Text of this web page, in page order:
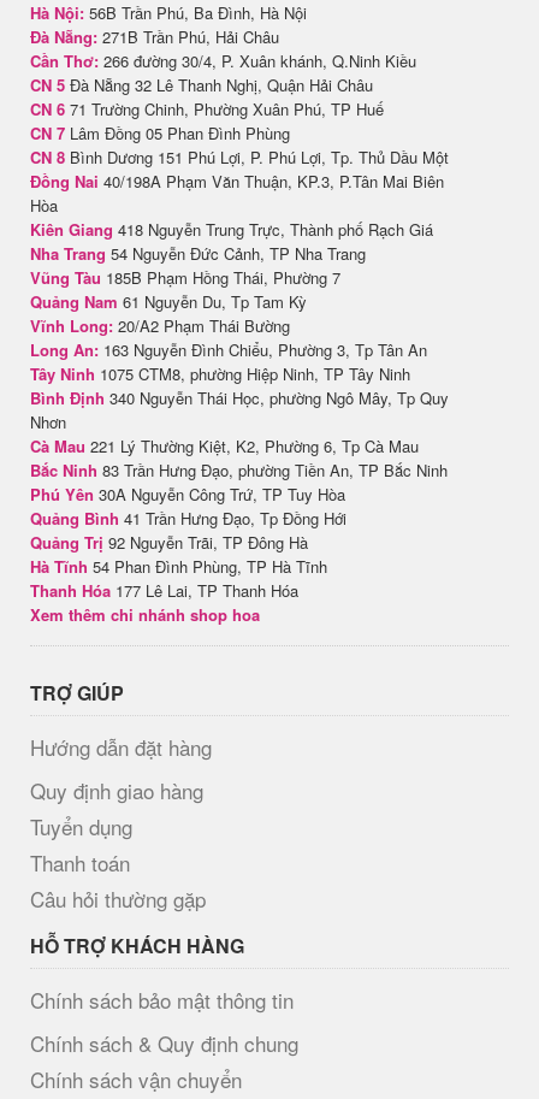
Hà Nội: 56B Trần Phú, Ba Đình, Hà Nội
Đà Nẵng: 271B Trần Phú, Hải Châu
Cần Thơ: 266 đường 30/4, P. Xuân khánh, Q.Ninh Kiều
CN 5 Đà Nẵng 32 Lê Thanh Nghị, Quận Hải Châu
CN 6 71 Trường Chinh, Phường Xuân Phú, TP Huế
CN 7 Lâm Đồng 05 Phan Đình Phùng
CN 8 Bình Dương 151 Phú Lợi, P. Phú Lợi, Tp. Thủ Dầu Một
Đồng Nai 40/198A Phạm Văn Thuận, KP.3, P.Tân Mai Biên
Hòa
Kiên Giang 418 Nguyễn Trung Trực, Thành phố Rạch Giá
Nha Trang 54 Nguyễn Đức Cảnh, TP Nha Trang
Vũng Tàu 185B Phạm Hồng Thái, Phường 7
Quảng Nam 61 Nguyễn Du, Tp Tam Kỳ
Vĩnh Long: 20/A2 Phạm Thái Bường
Long An: 163 Nguyễn Đình Chiểu, Phường 3, Tp Tân An
Tây Ninh 1075 CTM8, phường Hiệp Ninh, TP Tây Ninh
Bình Định 340 Nguyễn Thái Học, phường Ngô Mây, Tp Quy
Nhơn
Cà Mau 221 Lý Thường Kiệt, K2, Phường 6, Tp Cà Mau
Bắc Ninh 83 Trần Hưng Đạo, phường Tiền An, TP Bắc Ninh
Phú Yên 30A Nguyễn Công Trứ, TP Tuy Hòa
Quảng Bình 41 Trần Hưng Đạo, Tp Đồng Hới
Quảng Trị 92 Nguyễn Trãi, TP Đông Hà
Hà Tĩnh 54 Phan Đình Phùng, TP Hà Tĩnh
Thanh Hóa 177 Lê Lai, TP Thanh Hóa
Xem thêm chi nhánh shop hoa
TRỢ GIÚP
Hướng dẫn đặt hàng
Quy định giao hàng
Tuyển dụng
Thanh toán
Câu hỏi thường gặp
HỖ TRỢ KHÁCH HÀNG
Chính sách bảo mật thông tin
Chính sách & Quy định chung
Chính sách vận chuyển